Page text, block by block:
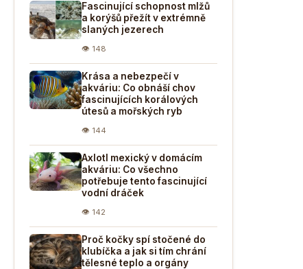
Fascinující schopnost mlžů
a korýšů přežít v extrémně
slaných jezerech
👁 148
Krása a nebezpečí v
akváriu: Co obnáší chov
fascinujících korálových
útesů a mořských ryb
👁 144
Axlotl mexický v domácím
akváriu: Co všechno
potřebuje tento fascinující
vodní dráček
👁 142
Proč kočky spí stočené do
klubíčka a jak si tím chrání
tělesné teplo a orgány